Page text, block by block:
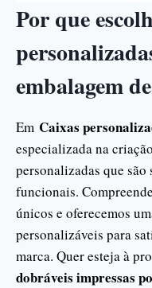
Por que
embalagem
Em Caixas
especializada na
personalizadas que
funcionais.
únicos e oferecemos
personalizáveis para
marca. Quer esteja à
dobráveis impressas